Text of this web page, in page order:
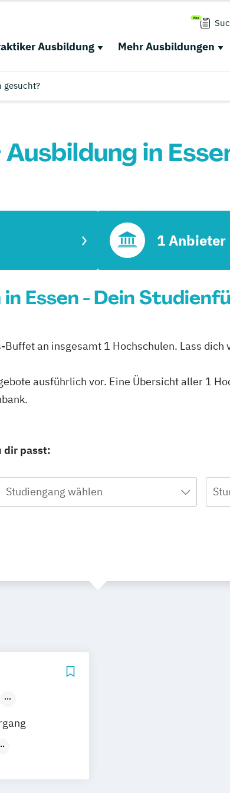
Ausbildung Mehr Ausbildungen
gesucht?
in
1 Anbieter
Essen - Dein
an insgesamt 1 Hochschulen. Lass dich
ausführlich vor. Eine Übersicht aller 1
dir passt:
Studiengang wählen